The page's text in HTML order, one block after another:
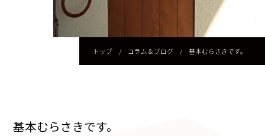
トップ/ コラム＆ブログ / 基本むらさきです。
基本むらさきです。